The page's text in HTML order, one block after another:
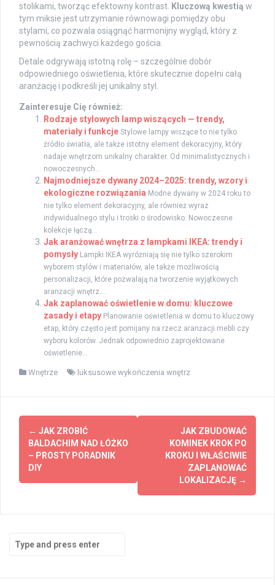
stolikami, tworząc efektowny kontrast. Kluczową kwestią w
tym miksie jest utrzymanie równowagi pomiędzy obu
stylami, co pozwala osiągnąć harmonijny wygląd, który z
pewnością zachwyci każdego gościa.
Detale odgrywają istotną rolę – szczególnie dobór
odpowiedniego oświetlenia, które skutecznie dopełni całą
aranżację i podkreśli jej unikalny styl.
Zainteresuje Cię również:
Rodzaje stylowych lamp wiszących — trendy,
materiały i funkcje Stylowe lampy wiszące to nie tylko
źródło światła, ale także istotny element dekoracyjny, który
nadaje wnętrzom unikalny charakter. Od minimalistycznych i
nowoczesnych...
Najmodniejsze dywany 2024–2025: trendy, wzory i
ekologiczne rozwiązania Modne dywany w 2024 roku to
nie tylko element dekoracyjny, ale również wyraz
indywidualnego stylu i troski o środowisko. Nowoczesne
kolekcje łączą...
Jak aranżować wnętrza z lampkami IKEA: trendy i
pomysły Lampki IKEA wyróżniają się nie tylko szerokim
wyborem stylów i materiałów, ale także możliwością
personalizacji, które pozwalają na tworzenie wyjątkowych
aranżacji wnętrz....
Jak zaplanować oświetlenie w domu: kluczowe
zasady i etapy Planowanie oświetlenia w domu to kluczowy
etap, który często jest pomijany na rzecz aranżacji mebli czy
wyboru kolorów. Jednak odpowiednio zaprojektowane
oświetlenie...
Wnętrze luksusowe wykończenia wnętrz
Post
navigation
← JAK ZROBIĆ
BALDACHIM NAD ŁÓŻKO
– PROSTY PORADNIK
DIY
JAK ZBUDOWAĆ
KOMINEK KROK PO
KROKU I WŁAŚCIWIE
ZAPLANOWAĆ
LOKALIZACJĘ →
Search
for: